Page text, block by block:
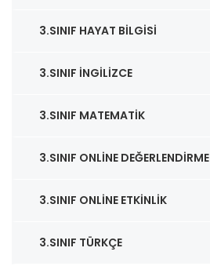
3.SINIF HAYAT BILGISI
3.SINIF İNGILIZCE
3.SINIF MATEMATIK
3.SINIF ONLINE DEĞERLENDIRME
3.SINIF ONLINE ETKINLIK
3.SINIF TÜRKÇE